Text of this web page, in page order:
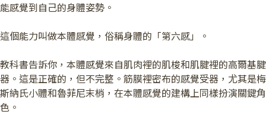
能感覺到自己的身體姿勢。
這個能力叫做本體感覺，俗稱身體的「第六感」。
教科書告訴你，本體感覺來自肌肉裡的肌梭和肌腱裡的高爾基腱
器。這是正確的，但不完整。筋膜裡密布的感覺受器，尤其是梅
斯納氏小體和魯菲尼末梢，在本體感覺的建構上同樣扮演關鍵角
色。